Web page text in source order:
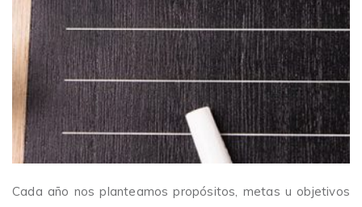
Cada año nos planteamos propósitos, metas u objetivos